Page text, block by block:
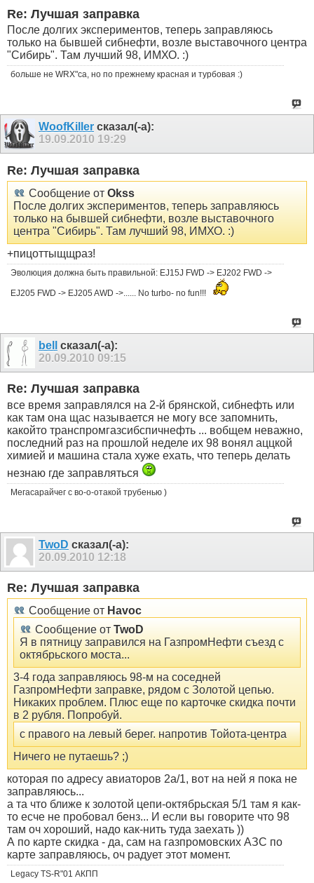
Re: Лучшая заправка
После долгих экспериментов, теперь заправляюсь
только на бывшей сибнефти, возле выставочного центра
"Сибирь". Там лучший 98, ИМХО. :)
больше не WRX"са, но по прежнему красная и турбовая :)
WoofKiller сказал(-а):
19.09.2010 19:29
Re: Лучшая заправка
Сообщение от Okss
После долгих экспериментов, теперь заправляюсь
только на бывшей сибнефти, возле выставочного
центра "Сибирь". Там лучший 98, ИМХО. :)
+пицоттыщщраз!
Эволюция должна быть правильной: EJ15J FWD -> EJ202 FWD ->
EJ205 FWD -> EJ205 AWD ->...... No turbo- no fun!!!
bell
сказал(-а):
20.09.2010 09:15
Re: Лучшая заправка
все время заправлялся на 2-й брянской, сибнефть или
как там она щас называется не могу все запомнить,
какойто транспромгазсибспичнефть ... вобщем неважно,
последний раз на прошлой неделе их 98 вонял аццкой
химией и машина стала хуже ехать, что теперь делать
незнаю где заправляться
Мегасарайчег с во-о-отакой трубенью )
TwoD сказал(-а):
20.09.2010 12:18
Re: Лучшая заправка
Сообщение от Havoc
Сообщение от TwoD
Я в пятницу заправился на ГазпромНефти съезд с
октябрьского моста...
3-4 года заправляюсь 98-м на соседней
ГазпромНефти заправке, рядом с Золотой цепью.
Никаких проблем. Плюс еще по карточке скидка почти
в 2 рубля. Попробуй.
с правого на левый берег. напротив Тойота-центра
Ничего не путаешь? ;)
которая по адресу авиаторов 2а/1, вот на ней я пока не
заправляюсь...
а та что ближе к золотой цепи-октябрьская 5/1 там я как-
то есче не пробовал бенз... И если вы говорите что 98
там оч хороший, надо как-нить туда заехать ))
А по карте скидка - да, сам на газпромовских АЗС по
карте заправляюсь, оч радует этот момент.
Legacy TS-R"01 АКПП